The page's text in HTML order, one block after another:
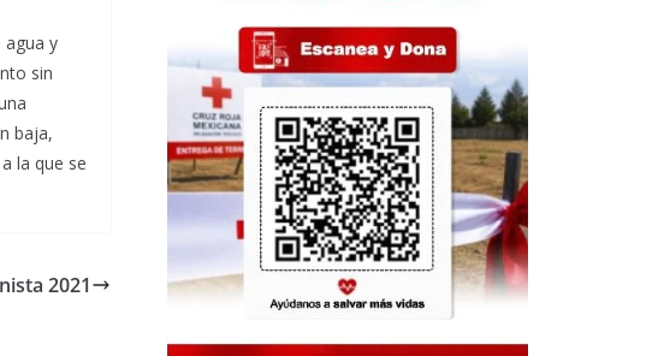
agua y
sin
baja,
la que se
2021